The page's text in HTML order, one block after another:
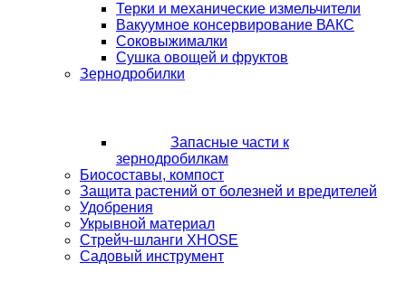
Терки и механические измельчители
Вакуумное консервирование ВАКС
Соковыжималки
Сушка овощей и фруктов
Зернодробилки
Запасные части к
зернодробилкам
Биосоставы, компост
Защита растений от болезней и вредителей
Удобрения
Укрывной материал
Стрейч-шланги XHOSE
Садовый инструмент